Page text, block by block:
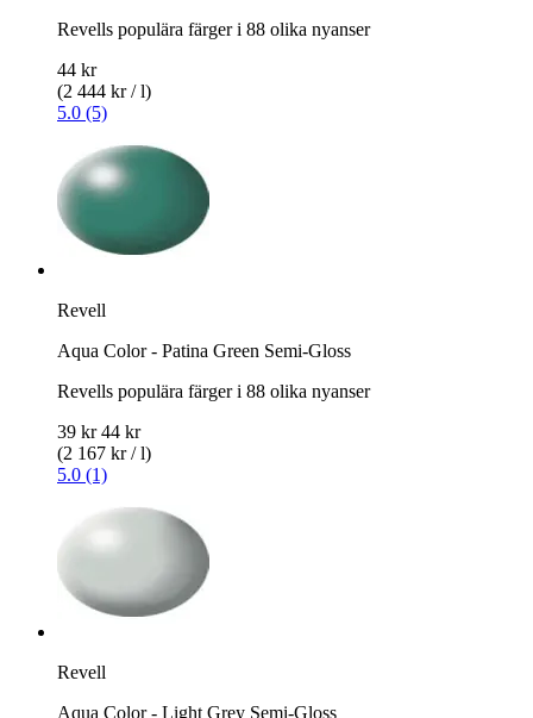
Revells populära färger i 88 olika nyanser
44 kr
(2 444 kr / l)
5.0 (5)
Revell
Aqua Color - Patina Green Semi-Gloss
Revells populära färger i 88 olika nyanser
39 kr 44 kr
(2 167 kr / l)
5.0 (1)
Revell
Aqua Color - Light Grey Semi-Gloss